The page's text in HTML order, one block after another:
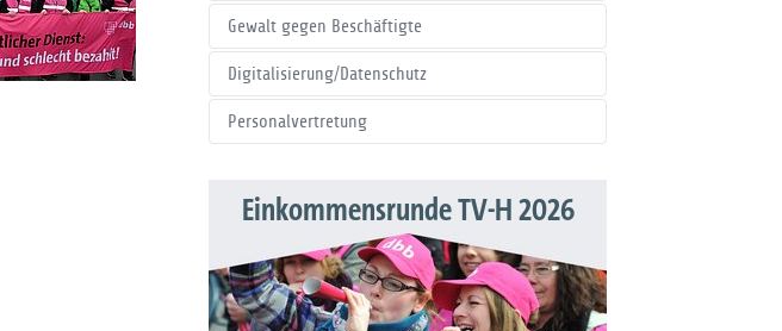
Gewalt gegen Beschäftigte
Digitalisierung/Datenschutz
Personalvertretung
Einkommensrunde TV-H 2026